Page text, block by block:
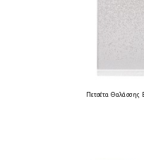
Πετσέτα